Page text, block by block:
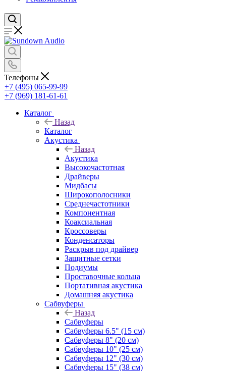
Телефоны
+7 (495) 065-99-99
+7 (969) 181-61-61
Каталог
Назад
Каталог
Акустика
Назад
Акустика
Высокочастотная
Драйверы
Мидбасы
Широкополосники
Среднечастотники
Компонентная
Коаксиальная
Кроссоверы
Конденсаторы
Раскрыв под драйвер
Защитные сетки
Подиумы
Проставочные кольца
Портативная акустика
Домашняя акустика
Сабвуферы
Назад
Сабвуферы
Сабвуферы 6.5" (15 см)
Сабвуферы 8" (20 см)
Сабвуферы 10" (25 см)
Сабвуферы 12" (30 см)
Сабвуферы 15" (38 см)